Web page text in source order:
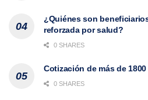
¿Quiénes son
reforzada por salud?
0 SHARES
Cotización de más de
0 SHARES